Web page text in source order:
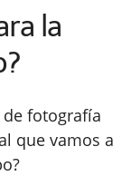
la
fotografía
que vamos a